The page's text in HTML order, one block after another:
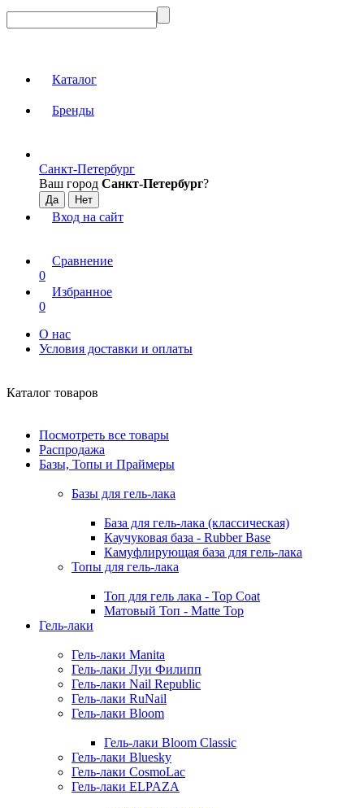
Каталог
Бренды
Санкт-Петербург
Ваш город Санкт-Петербург?
Вход на сайт
Сравнение
0
Избранное
0
О нас
Условия доставки и оплаты
Каталог товаров
Посмотреть все товары
Распродажа
Базы, Топы и Праймеры
Базы для гель-лака
База для гель-лака (классическая)
Каучуковая база - Rubber Base
Камуфлирующая база для гель-лака
Топы для гель-лака
Топ для гель лака - Top Coat
Матовый Топ - Matte Top
Гель-лаки
Гель-лаки Manita
Гель-лаки Луи Филипп
Гель-лаки Nail Republic
Гель-лаки RuNail
Гель-лаки Bloom
Гель-лаки Bloom Classic
Гель-лаки Bluesky
Гель-лаки CosmoLac
Гель-лаки ELPAZA